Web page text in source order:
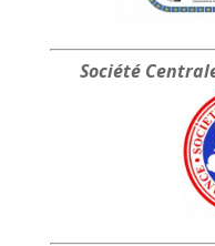
Société